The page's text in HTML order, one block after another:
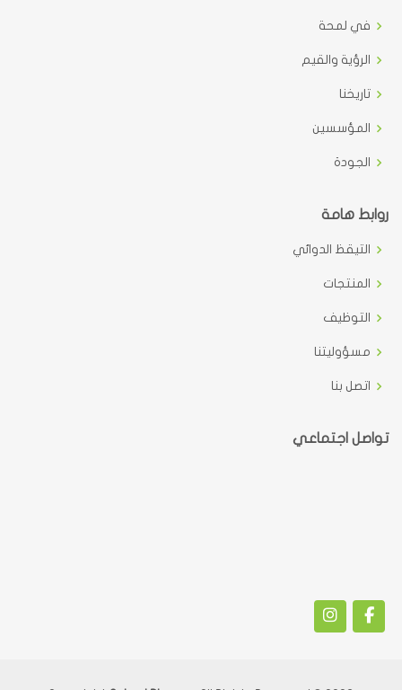
في لمحة
الرؤية والقيم
تاريخنا
المؤسسين
الجودة
روابط هامة
التيقظ الدوائي
المنتجات
التوظيف
مسؤوليتنا
اتصل بنا
تواصل اجتماعي